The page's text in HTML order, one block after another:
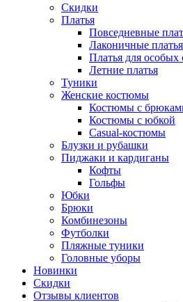
Скидки
Платья
Повседневные
Лаконичные платья
Платья для особых
Летние платья
Туники
Женские костюмы
Костюмы с
Костюмы с юбкой
Casual-костюмы
Блузки и рубашки
Пиджаки и кардиганы
Кофты
Гольфы
Юбки
Брюки
Комбинезоны
Футболки
Пляжные туники
Головные уборы
Новинки
Скидки
Отзывы клиентов